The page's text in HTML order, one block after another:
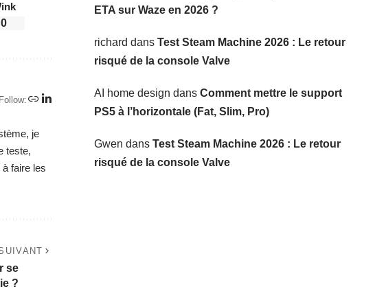
0
Follow:
je
teste,
faire les
se
?
ETA sur Waze en 2026 ?
richard dans Test Steam Machine 2026 : Le retour
risqué de la console Valve
AI home design dans Comment mettre le support
PS5 à l’horizontale (Fat, Slim, Pro)
Gwen dans Test Steam Machine 2026 : Le retour
risqué de la console Valve